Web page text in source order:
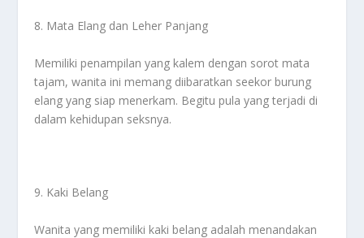
8. Mata Elang dan Leher Panjang
Memiliki penampilan yang kalem dengan sorot mata
tajam, wanita ini memang diibaratkan seekor burung
elang yang siap menerkam. Begitu pula yang terjadi di
dalam kehidupan seksnya.
9. Kaki Belang
Wanita yang memiliki kaki belang adalah menandakan